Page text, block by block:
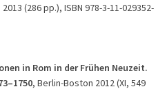
(286 pp.), ISBN 978-3-11-029352-
in Rom in der Frühen Neuzeit.
, Berlin-Boston 2012 (XI, 549